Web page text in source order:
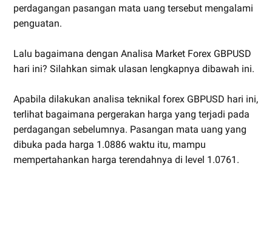
perdagangan pasangan mata uang tersebut mengalami
penguatan.
Lalu bagaimana dengan Analisa Market Forex GBPUSD
hari ini? Silahkan simak ulasan lengkapnya dibawah ini.
Apabila dilakukan analisa teknikal forex GBPUSD hari ini,
terlihat bagaimana pergerakan harga yang terjadi pada
perdagangan sebelumnya. Pasangan mata uang yang
dibuka pada harga 1.0886 waktu itu, mampu
mempertahankan harga terendahnya di level 1.0761.